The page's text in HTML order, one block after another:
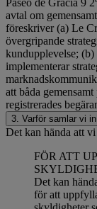
Paseo de Gracia 9
avtal om
föreskriver (a) Le
övergripande
kundupplevelse;
implementerar
att båda
registrerades
3. Varför samlar vi
Det kan hända att
FÖR ATT
Det kan
för att